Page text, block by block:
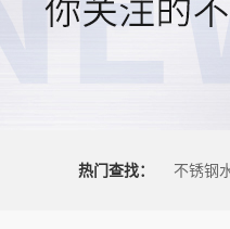
热门查找： 不锈钢